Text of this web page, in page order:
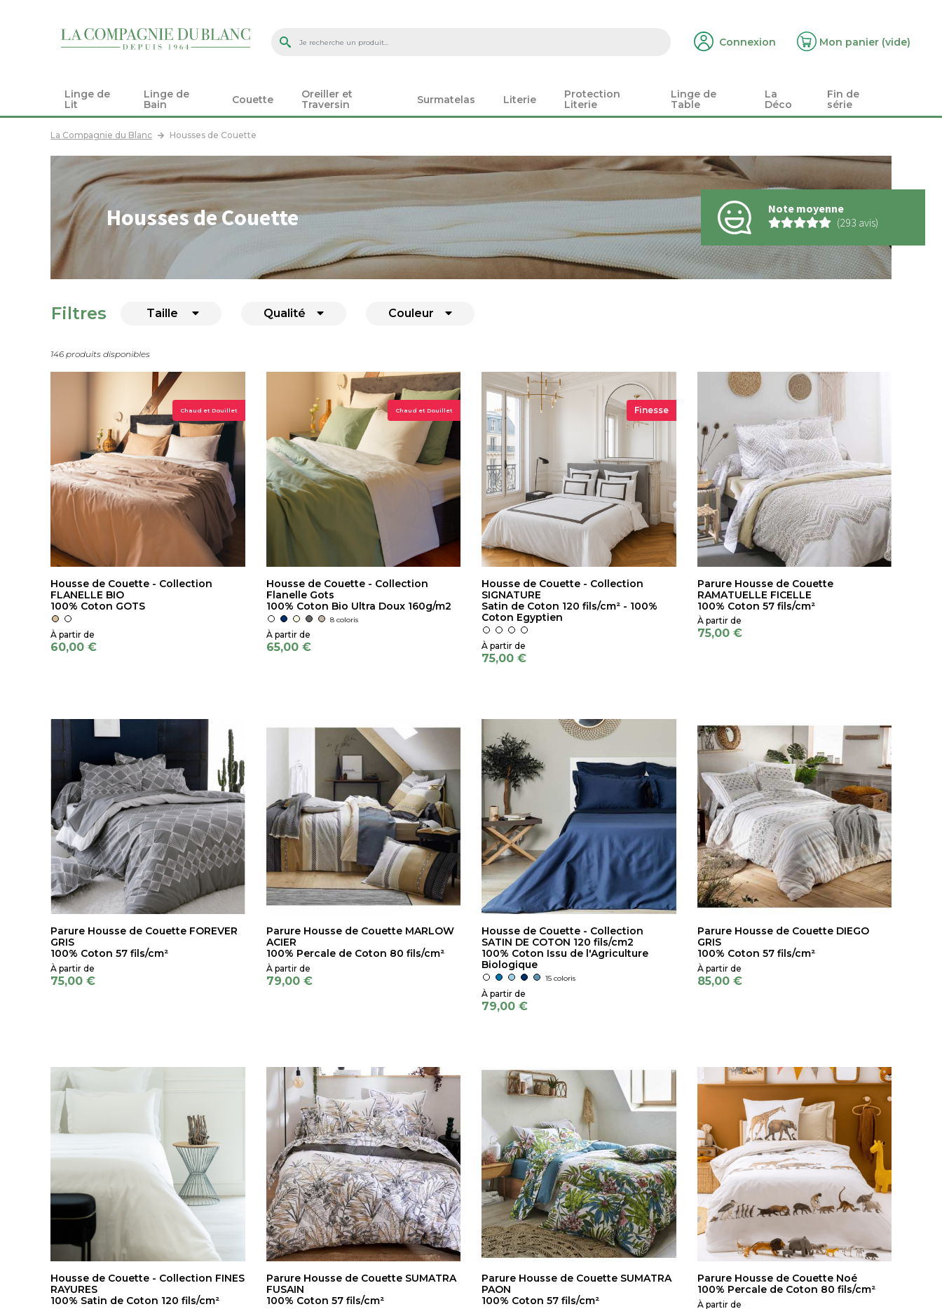
Connexion Mon panier (vide)
Linge de
Lit
Linge de
Bain
Couette
Oreiller et
Traversin
Surmatelas Literie
Protection
Literie
Linge de
Table
La
Déco
Fin de
série
La Compagnie du Blanc Housses de Couette
Housses de Couette
Note moyenne
(293 avis)
Filtres Taille Qualité Couleur
146 produits disponibles
Chaud et Douillet
Housse de Couette - Collection
FLANELLE BIO
100% Coton GOTS
60,00 €
Chaud et Douillet
Housse de Couette - Collection
Flanelle Gots
100% Coton Bio Ultra Doux 160g/m2
8 coloris
65,00 €
Finesse
Housse de Couette - Collection
SIGNATURE
Satin de Coton 120 fils/cm² - 100%
Coton Egyptien
75,00 €
Parure Housse de Couette
RAMATUELLE FICELLE
100% Coton 57 fils/cm²
75,00 €
Parure Housse de Couette FOREVER
GRIS
100% Coton 57 fils/cm²
75,00 €
Parure Housse de Couette MARLOW
ACIER
100% Percale de Coton 80 fils/cm²
79,00 €
Housse de Couette - Collection
SATIN DE COTON 120 fils/cm2
100% Coton Issu de l'Agriculture
Biologique
15 coloris
79,00 €
Parure Housse de Couette DIEGO
GRIS
100% Coton 57 fils/cm²
85,00 €
Housse de Couette - Collection FINES
RAYURES
100% Satin de Coton 120 fils/cm²
Parure Housse de Couette SUMATRA
FUSAIN
100% Coton 57 fils/cm²
Parure Housse de Couette SUMATRA
PAON
100% Coton 57 fils/cm²
Parure Housse de Couette Noé
100% Percale de Coton 80 fils/cm²